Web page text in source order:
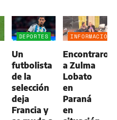
DEPORTES
Un
futbolista
de la
selección
deja
Francia y
INFORMACIÓN
Encontraron
a Zulma
Lobato
en
Paraná
en